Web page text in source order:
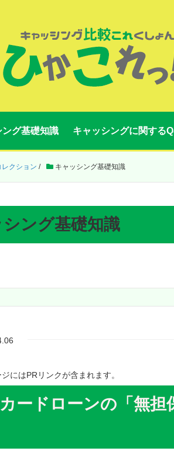
ング基礎知識 キャッシングに関する
クション / キャッシング基礎知識
ング基礎知識
にはPRリンクが含まれます。
ードローンの「無担